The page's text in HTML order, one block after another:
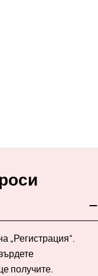
„Регистрация“.
получите.